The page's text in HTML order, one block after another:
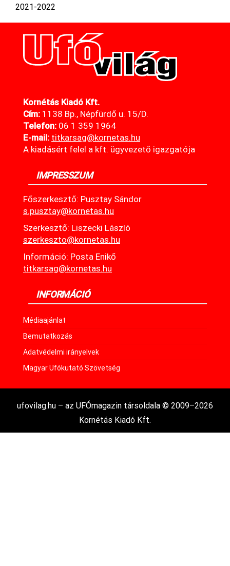
2021-2022
Kornétás Kiadó Kft.
Cím: 1138 Bp., Népfürdő u. 15/D.
Telefon: 06 1 359 1964
E-mail: titkarsag@kornetas.hu
A kiadásért felel a kft. ügyvezető igazgatója
IMPRESSZUM
Főszerkesztő: Pusztay Sándor
s.pusztay@kornetas.hu
Szerkesztő: Liszecki László
szerkeszto@kornetas.hu
Információ: Posta Enikő
titkarsag@kornetas.hu
INFORMÁCIÓ
Médiaajánlat
Bemutatkozás
Adatvédelmi irányelvek
Magyar Ufókutató Szövetség
ufovilag.hu – az UFÓmagazin társoldala © 2009–2026
Kornétás Kiadó Kft.